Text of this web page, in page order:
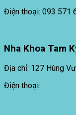
Điện thoại: 093 571
Nha Khoa Tam
Địa chỉ: 127 Hùng
Điện thoại: